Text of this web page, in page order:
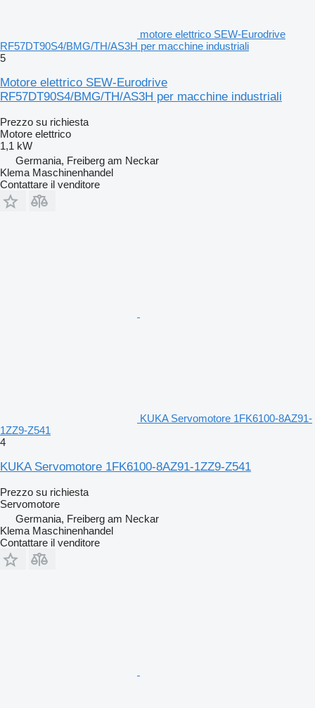
motore elettrico SEW-Eurodrive
RF57DT90S4/BMG/TH/AS3H per macchine industriali
5
Motore elettrico SEW-Eurodrive
RF57DT90S4/BMG/TH/AS3H per macchine industriali
Prezzo su richiesta
Motore elettrico
1,1 kW
Germania, Freiberg am Neckar
Klema Maschinenhandel
Contattare il venditore
KUKA Servomotore 1FK6100-8AZ91-
1ZZ9-Z541
4
KUKA Servomotore 1FK6100-8AZ91-1ZZ9-Z541
Prezzo su richiesta
Servomotore
Germania, Freiberg am Neckar
Klema Maschinenhandel
Contattare il venditore